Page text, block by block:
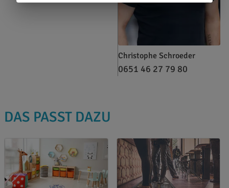
Christophe Schroeder
0651 46 27 79 80
DAS PASST DAZU